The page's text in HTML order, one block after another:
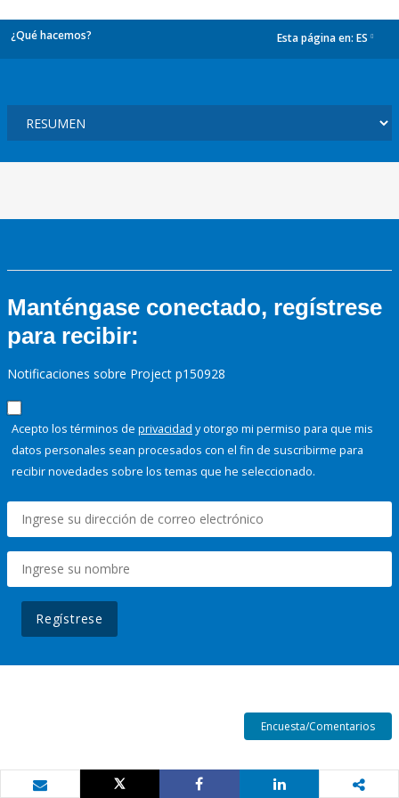
¿Qué hacemos? Esta página en: ES
Manténgase conectado, regístrese
para recibir:
Notificaciones sobre Project p150928
Acepto los términos de privacidad y otorgo mi permiso para que mis
datos personales sean procesados con el fin de suscribirme para
recibir novedades sobre los temas que he seleccionado.
Regístrese
Encuesta/Comentarios